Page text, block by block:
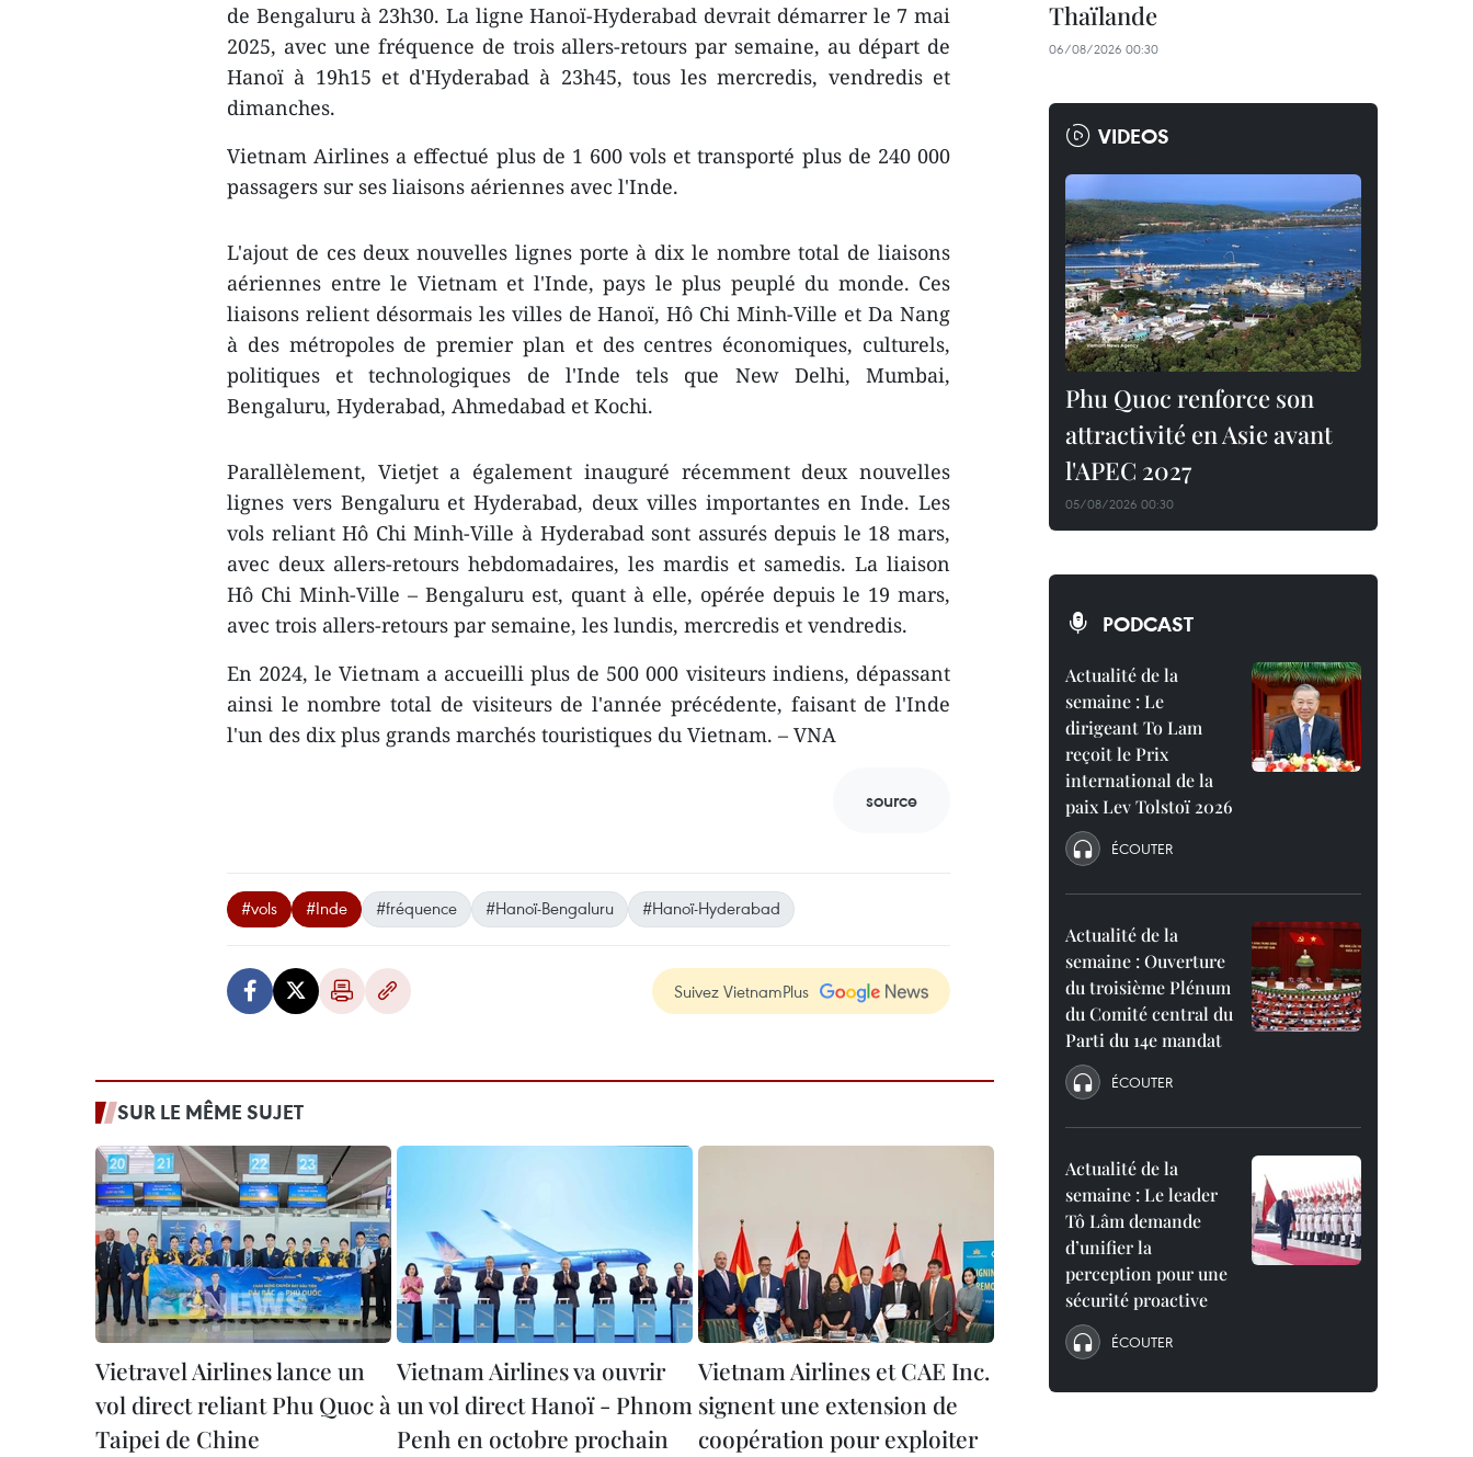
de Bengaluru à 23h30. La ligne Hanoï-Hyderabad devrait démarrer le 7 mai
2025, avec une fréquence de trois allers-retours par semaine, au départ de
Hanoï à 19h15 et d'Hyderabad à 23h45, tous les mercredis, vendredis et
dimanches.
Vietnam Airlines a effectué plus de 1 600 vols et transporté plus de 240 000
passagers sur ses liaisons aériennes avec l'Inde.
L'ajout de ces deux nouvelles lignes porte à dix le nombre total de liaisons
aériennes entre le Vietnam et l'Inde, pays le plus peuplé du monde. Ces
liaisons relient désormais les villes de Hanoï, Hô Chi Minh-Ville et Da Nang
à des métropoles de premier plan et des centres économiques, culturels,
politiques et technologiques de l'Inde tels que New Delhi, Mumbai,
Bengaluru, Hyderabad, Ahmedabad et Kochi.
Parallèlement, Vietjet a également inauguré récemment deux nouvelles
lignes vers Bengaluru et Hyderabad, deux villes importantes en Inde. Les
vols reliant Hô Chi Minh-Ville à Hyderabad sont assurés depuis le 18 mars,
avec deux allers-retours hebdomadaires, les mardis et samedis. La liaison
Hô Chi Minh-Ville – Bengaluru est, quant à elle, opérée depuis le 19 mars,
avec trois allers-retours par semaine, les lundis, mercredis et vendredis.
En 2024, le Vietnam a accueilli plus de 500 000 visiteurs indiens, dépassant
ainsi le nombre total de visiteurs de l'année précédente, faisant de l'Inde
l'un des dix plus grands marchés touristiques du Vietnam. – VNA
source
#vols #Inde #fréquence #Hanoï-Bengaluru #Hanoï-Hyderabad
Suivez VietnamPlus
SUR LE MÊME SUJET
Vietravel Airlines lance un
vol direct reliant Phu Quoc à
Taipei de Chine
Vietnam Airlines va ouvrir
un vol direct Hanoï - Phnom
Penh en octobre prochain
Vietnam Airlines et CAE Inc.
signent une extension de
coopération pour exploiter
Thaïlande
06/08/2026 00:30
VIDEOS
Phu Quoc renforce son
attractivité en Asie avant
l'APEC 2027
05/08/2026 00:30
PODCAST
Actualité de la
semaine : Le
dirigeant To Lam
reçoit le Prix
international de la
paix Lev Tolstoï 2026
ÉCOUTER
Actualité de la
semaine : Ouverture
du troisième Plénum
du Comité central du
Parti du 14e mandat
ÉCOUTER
Actualité de la
semaine : Le leader
Tô Lâm demande
d’unifier la
perception pour une
sécurité proactive
ÉCOUTER